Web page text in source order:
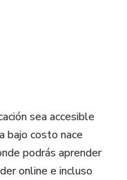
sea accesible
bajo costo nace
podrás aprender
online e incluso